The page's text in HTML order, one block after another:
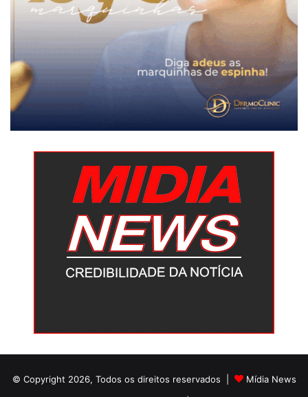
© Copyright 2026, Todos os direitos reservados |
Mídia News